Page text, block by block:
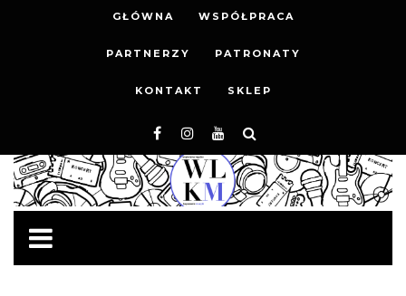
GŁÓWNA WSPÓŁPRACA
PARTNERZY PATRONATY
KONTAKT SKLEP